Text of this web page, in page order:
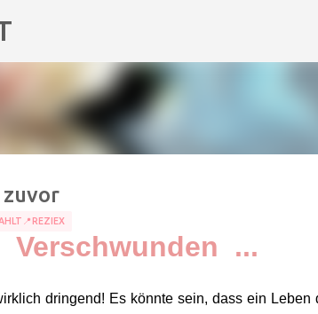
zuvor
Verschwunden ...
dringend! Es könnte sein, dass ein